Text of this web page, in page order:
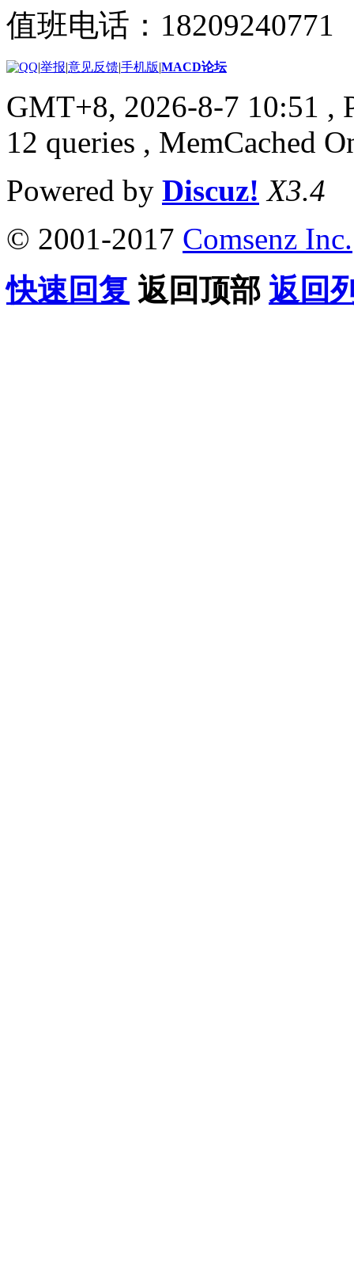
值班电话：
|举报|意见反馈|手机版|MACD论坛
GMT+8, 2026-8-7 10:51 ,
12 queries , MemCached
Powered by Discuz! X3.4
© 2001-2017 Comsenz Inc.
快速回复 返回顶部 返回